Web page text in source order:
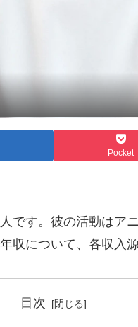
Pocket
です。彼の活動は
収について、各収入
目次